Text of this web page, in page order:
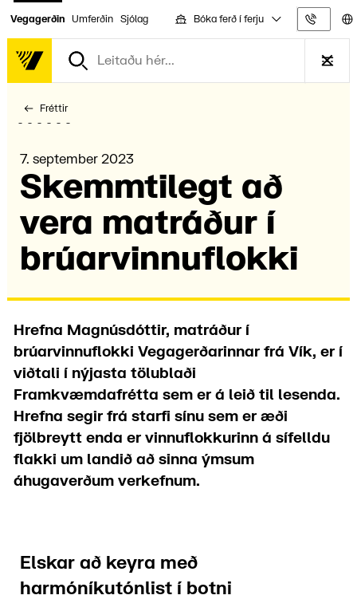
Vegagerðin Umferðin Sjólag Bóka ferð í ferju
Fréttir
7. september 2023
Skemmti­legt að
vera matráður í
brúar­vinnu­flokki
Hrefna Magnúsdóttir, matráður í
brúarvinnuflokki Vegagerðarinnar frá Vík, er í
viðtali í nýjasta tölublaði
Framkvæmdafrétta sem er á leið til lesenda.
Hrefna segir frá starfi sínu sem er æði
fjölbreytt enda er vinnuflokkurinn á sífelldu
flakki um landið að sinna ýmsum
áhugaverðum verkefnum.
Elskar að keyra með
harmóníkutónlist í botni